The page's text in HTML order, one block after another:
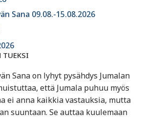
Sana 09.08.-15.08.2026
TUEKSI
Sana on lyhyt pysähdys Jumalan
että Jumala puhuu myös
ei anna kaikkia vastauksia, mutta
suuntaan. Se auttaa kuulemaan